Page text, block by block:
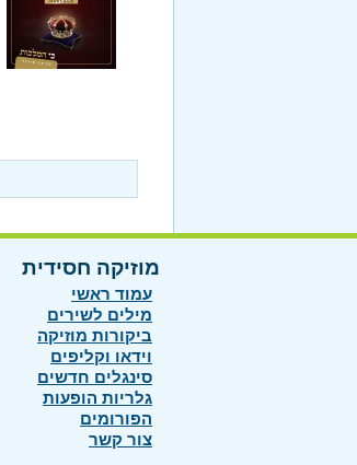
מוזיקה חסידית
עמוד ראשי
מילים לשירים
ביקורות מוזיקה
וידאו וקליפים
סינגלים חדשים
גלריות הופעות
הפורומים
צור קשר